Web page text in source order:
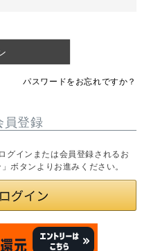
パスワードをお忘れですか？
員登録
グインまたは会員登録されるお
ボタンよりお進みください。